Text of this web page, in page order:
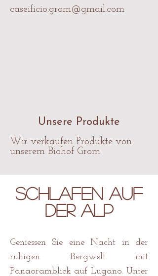
caseificio.grom@gmail.com
Unsere Produkte
Wir verkaufen Produkte von
unserem Biohof Grom
Schlafen auf
der Alp
Geniessen Sie eine Nacht in der
ruhigen Bergwelt mit
Panaoramblick auf Lugano. Unter